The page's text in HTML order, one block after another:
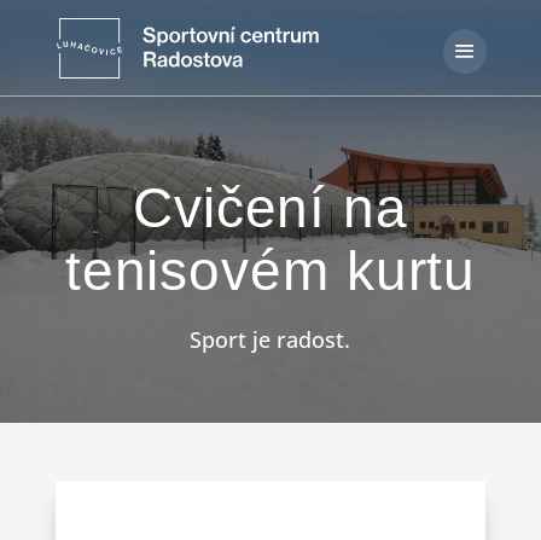
Cvičení na
tenisovém kurtu
Sport je radost.